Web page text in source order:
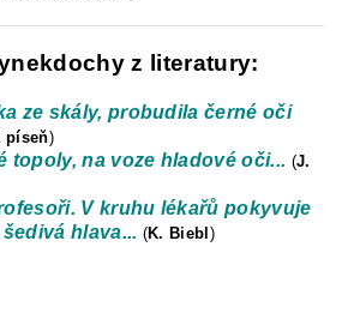
z literatury:
ze skály, probudila černé oči
píseň)
topoly, na voze hladové oči... (J.
V kruhu lékařů pokyvuje
hlava... (K. Biebl )